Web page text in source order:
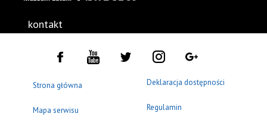
kontakt
Strona główna
Mapa serwisu
Deklaracja dostępności
Regulamin